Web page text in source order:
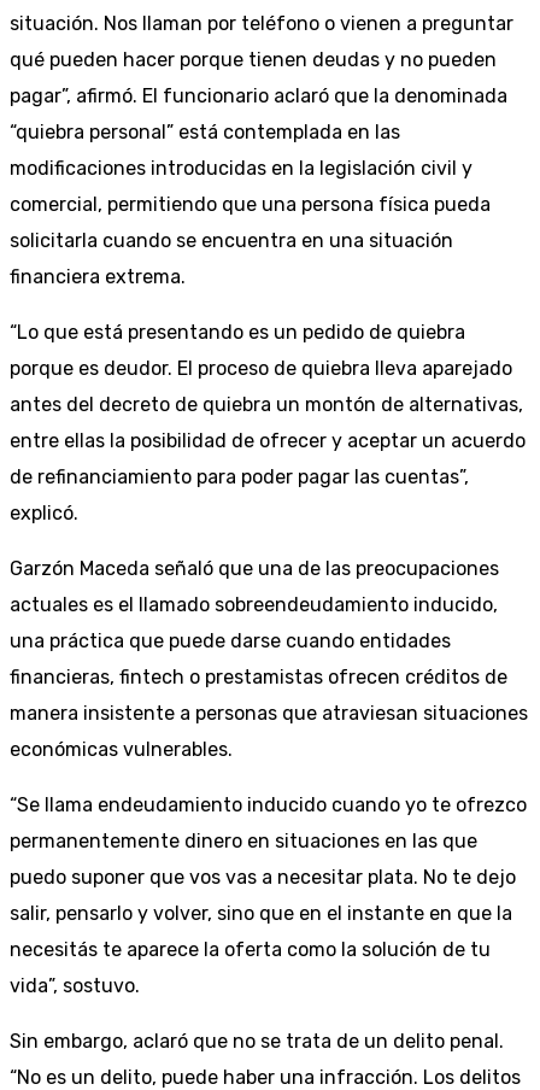
situación. Nos llaman por teléfono o vienen a preguntar
qué pueden hacer porque tienen deudas y no pueden
pagar”, afirmó. El funcionario aclaró que la denominada
“quiebra personal” está contemplada en las
modificaciones introducidas en la legislación civil y
comercial, permitiendo que una persona física pueda
solicitarla cuando se encuentra en una situación
financiera extrema.
“Lo que está presentando es un pedido de quiebra
porque es deudor. El proceso de quiebra lleva aparejado
antes del decreto de quiebra un montón de alternativas,
entre ellas la posibilidad de ofrecer y aceptar un acuerdo
de refinanciamiento para poder pagar las cuentas”,
explicó.
Garzón Maceda señaló que una de las preocupaciones
actuales es el llamado sobreendeudamiento inducido,
una práctica que puede darse cuando entidades
financieras, fintech o prestamistas ofrecen créditos de
manera insistente a personas que atraviesan situaciones
económicas vulnerables.
“Se llama endeudamiento inducido cuando yo te ofrezco
permanentemente dinero en situaciones en las que
puedo suponer que vos vas a necesitar plata. No te dejo
salir, pensarlo y volver, sino que en el instante en que la
necesitás te aparece la oferta como la solución de tu
vida”, sostuvo.
Sin embargo, aclaró que no se trata de un delito penal.
“No es un delito, puede haber una infracción. Los delitos